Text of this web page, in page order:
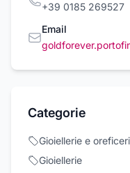
+39 0185 269527
Email
Categorie
Gioiellerie e
Gioiellerie